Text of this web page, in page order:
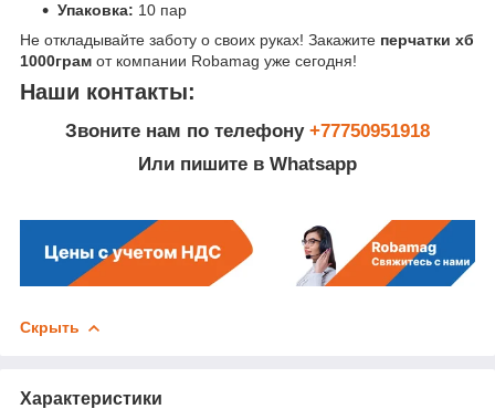
Упаковка: 10 пар
Не откладывайте заботу о своих руках! Закажите перчатки хб
1000грам от компании Robamag уже сегодня!
Наши контакты:
Звоните нам по телефону +77750951918
Или пишите в Whatsapp
Скрыть
Характеристики